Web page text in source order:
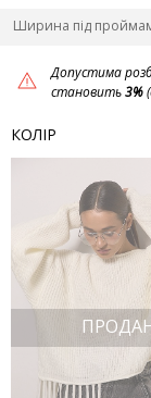
Ширина під
Допустима
становить3%
КОЛІР